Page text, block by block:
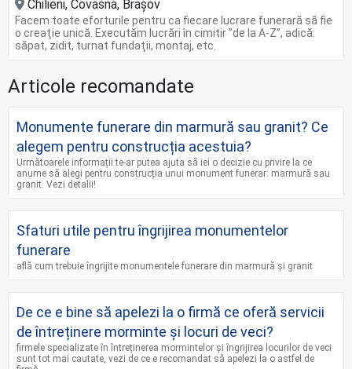
Chilieni, Covasna, Brașov
Facem toate eforturile pentru ca fiecare lucrare funerară să fie
o creaţie unică. Executăm lucrări în cimitir ”de la A-Z”, adică:
săpat, zidit, turnat fundaţii, montaj, etc.
Articole recomandate
Monumente funerare din marmură sau granit? Ce
alegem pentru construcția acestuia?
Următoarele informații te-ar putea ajuta să iei o decizie cu privire la ce
anume să alegi pentru construcția unui monument funerar: marmură sau
granit. Vezi detalii!
Sfaturi utile pentru îngrijirea monumentelor
funerare
află cum trebuie îngrijite monumentele funerare din marmură și granit
De ce e bine să apelezi la o firmă ce oferă servicii
de întreținere morminte și locuri de veci?
firmele specializate în întreținerea mormintelor și îngrijirea locurilor de veci
sunt tot mai cautate, vezi de ce e recomandat să apelezi la o astfel de